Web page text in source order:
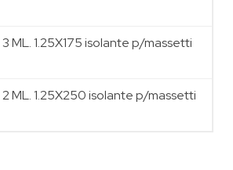
ML. 1.25X175 isolante p/massetti
2 ML. 1.25X250 isolante p/massetti